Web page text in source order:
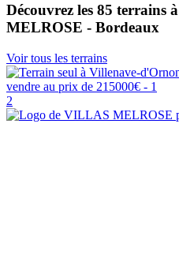
Découvrez les 85 terrains
MELROSE - Bordeaux
Voir tous les terrains
2